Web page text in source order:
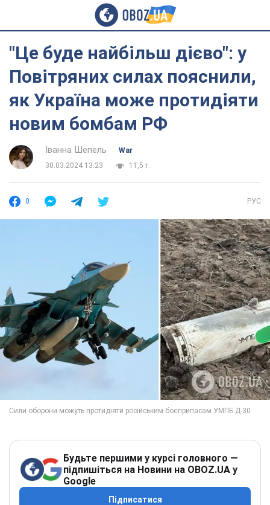
"Це буде найбільш дієво": у
Повітряних силах пояснили,
як Україна може протидіяти
новим бомбам РФ
Іванна Шепель
War
30.03.2024 13:23
11,5 т.
0 РУС
Будьте першими у курсі головного —
підпишіться на Новини на OBOZ.UA у
Google
Підписатися